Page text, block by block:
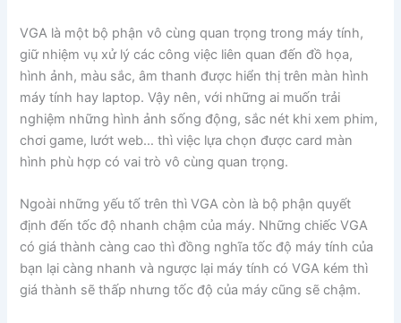
VGA là một bộ phận vô cùng quan trọng trong máy tính,
giữ nhiệm vụ xử lý các công việc liên quan đến đồ họa,
hình ảnh, màu sắc, âm thanh được hiển thị trên màn hình
máy tính hay laptop. Vậy nên, với những ai muốn trải
nghiệm những hình ảnh sống động, sắc nét khi xem phim,
chơi game, lướt web… thì việc lựa chọn được card màn
hình phù hợp có vai trò vô cùng quan trọng.
Ngoài những yếu tố trên thì VGA còn là bộ phận quyết
định đến tốc độ nhanh chậm của máy. Những chiếc VGA
có giá thành càng cao thì đồng nghĩa tốc độ máy tính của
bạn lại càng nhanh và ngược lại máy tính có VGA kém thì
giá thành sẽ thấp nhưng tốc độ của máy cũng sẽ chậm.